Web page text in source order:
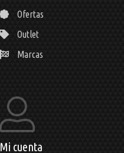
Ofertas
Outlet
Marcas
Mi cuenta